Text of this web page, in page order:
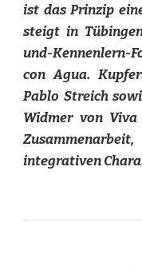
ist das Prinzip
steigt in
und-Kennenlern-
con Agua.
Pablo Streich
Widmer von
integrativen